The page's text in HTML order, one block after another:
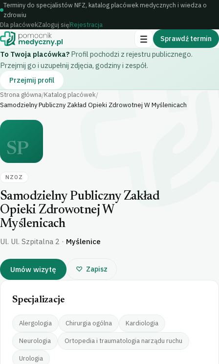
Terminy do specjalistów NFZ, katalog placówek medycznych i wiedza o
zdrowiu
Dla placówekZaloguj sięRejestracja
Sprawdź termin
To Twoja placówka? Profil pochodzi z rejestru publicznego.
Przejmij go i uzupełnij zdjęcia, godziny i zespół.
Przejmij profil
Strona główna/Katalog placówek/
Samodzielny Publiczny Zakład Opieki Zdrowotnej W Myślenicach
SP
NZOZ
Samodzielny Publiczny Zakład
Opieki Zdrowotnej W
Myślenicach
Ul. Ul. Szpitalna 2 · Myślenice
Umów wizytę Zapisz
Specjalizacje
Alergologia Chirurgia ogólna Kardiologia
Neurologia Ortopedia i traumatologia narządu ruchu
Urologia